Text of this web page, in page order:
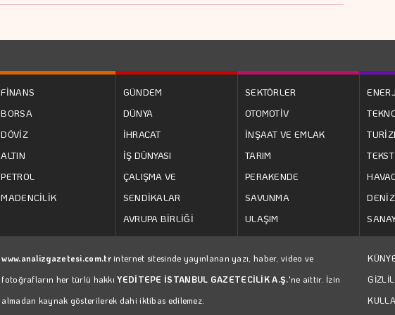
FİNANS
BORSA
DÖVİZ
ALTIN
PETROL
MADENCİLİK
GÜNDEM
DÜNYA
İHRACAT
İŞ DÜNYASI
ÇALIŞMA VE
SENDİKALAR
AVRUPA BİRLİĞİ
SEKTÖRLER
OTOMOTİV
İNŞAAT VE EMLAK
TARIM
PERAKENDE
SAVUNMA
ULAŞIM
www.analizgazetesi.com.trinternet sitesinde yayınlanan yazı, haber, video ve
fotoğrafların her türlü hakkıYEDİTEPE İSTANBUL GAZETECİLİK A.Ş.'ne aittir. İzin
almadan kaynak gösterilerek dahi iktibas edilemez.